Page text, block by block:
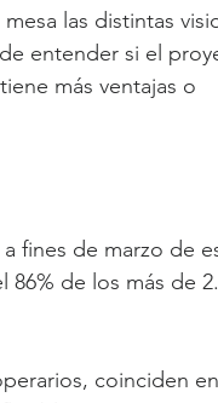
las distintas
entender si el
más ventajas o
fines de marzo de
de los más de
coinciden en